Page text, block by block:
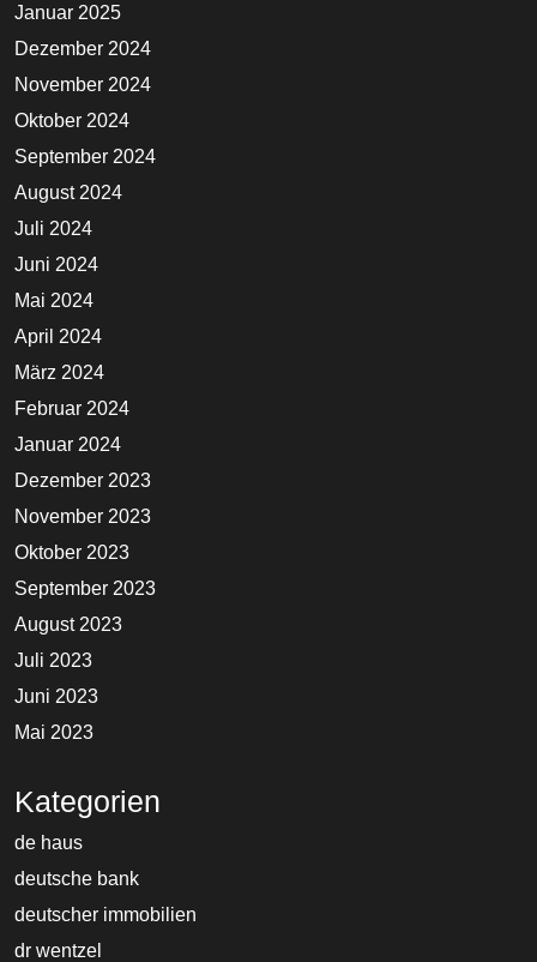
Januar 2025
Dezember 2024
November 2024
Oktober 2024
September 2024
August 2024
Juli 2024
Juni 2024
Mai 2024
April 2024
März 2024
Februar 2024
Januar 2024
Dezember 2023
November 2023
Oktober 2023
September 2023
August 2023
Juli 2023
Juni 2023
Mai 2023
Kategorien
de haus
deutsche bank
deutscher immobilien
dr wentzel